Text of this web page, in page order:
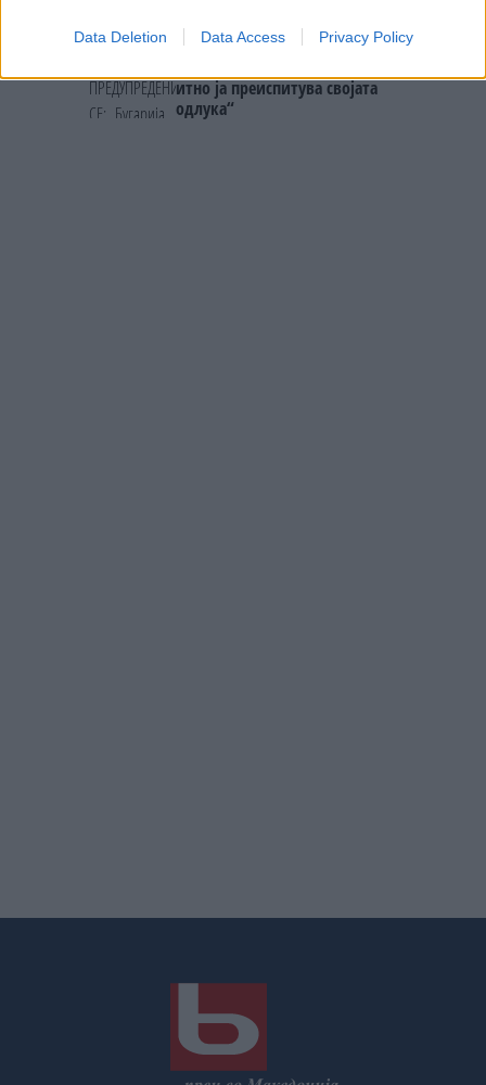
Data Deletion Data Access Privacy Policy
ЦАРОСКА: Кондоми наместо
книги
итно ја преиспитува својата
одлука“